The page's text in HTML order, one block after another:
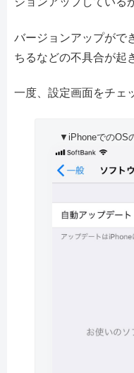
バージョンアップがで
ちるなどの不具合が起
一度、設定画面をチェ
▼iPhoneでのOS